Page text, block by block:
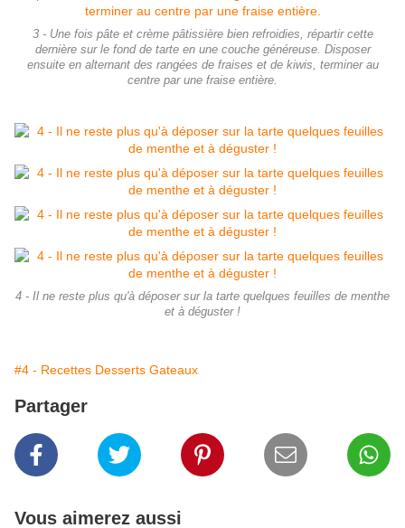
3 - Une fois pâte et crème pâtissière bien refroidies, répartir cette
dernière sur le fond de tarte en une couche généreuse. Disposer
ensuite en alternant des rangées de fraises et de kiwis, terminer au
centre par une fraise entière.
4 - Il ne reste plus qu'à déposer sur la tarte quelques feuilles de menthe
et à déguster !
#4 - Recettes Desserts Gateaux
Partager
Vous aimerez aussi